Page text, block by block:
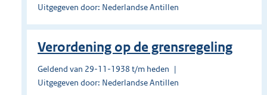
Uitgegeven door: Nederlandse Antillen
Verordening op de grensregeling
Geldend van 29-11-1938 t/m heden
Uitgegeven door: Nederlandse Antillen